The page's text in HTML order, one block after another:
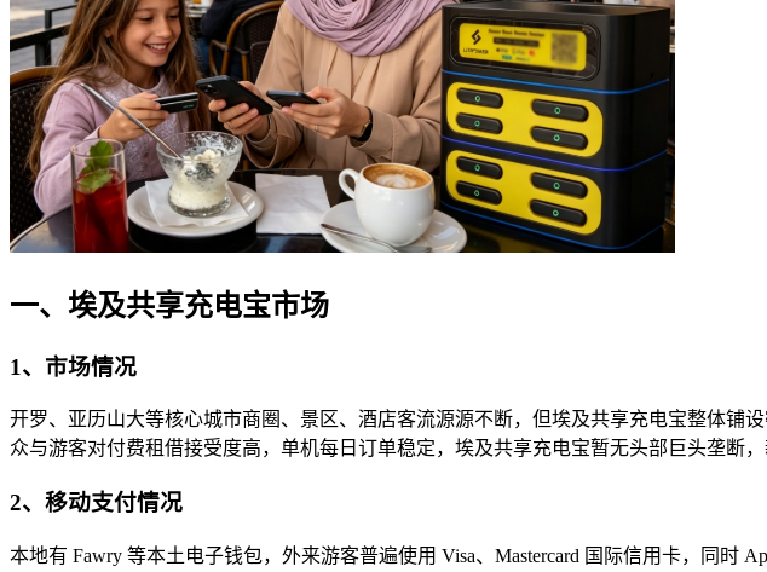
一、埃及共享充电宝市场
1、市场情况
开罗、亚历山大等核心城市商圈、景区、酒店客流源源不断，但埃及共享充电宝整体铺
众与游客对付费租借接受度高，单机每日订单稳定，埃及共享充电宝暂无头部巨头垄断
2、移动支付情况
本地有 Fawry 等本土电子钱包，外来游客普遍使用 Visa、Mastercard 国际信用卡，同时